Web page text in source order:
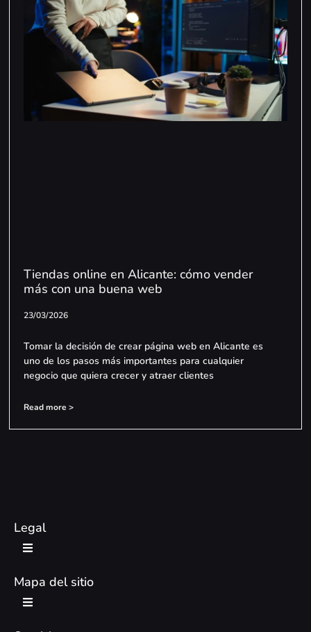
Tiendas online en Alicante: cómo vender
más con una buena web
23/03/2026
Tomar la decisión de crear página web en Alicante es
uno de los pasos más importantes para cualquier
negocio que quiera crecer y atraer clientes
Read more >
Legal
Mapa del sitio